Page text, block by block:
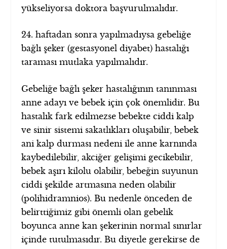
yükseliyorsa doktora başvurulmalıdır.
24. haftadan sonra yapılmadıysa gebeliğe
bağlı şeker (gestasyonel diyabet) hastalığı
taraması mutlaka yapılmalıdır.
Gebeliğe bağlı şeker hastalığının tanınması
anne adayı ve bebek için çok önemlidir. Bu
hastalık fark edilmezse bebekte ciddi kalp
ve sinir sistemi sakatlıkları oluşabilir, bebek
ani kalp durması nedeni ile anne karnında
kaybedilebilir, akciğer gelişimi gecikebilir,
bebek aşırı kilolu olabilir, bebeğin suyunun
ciddi şekilde artmasına neden olabilir
(polihidramnios). Bu nedenle önceden de
belirttiğimiz gibi önemli olan gebelik
boyunca anne kan şekerinin normal sınırlar
içinde tutulmasıdır. Bu diyetle gerekirse de